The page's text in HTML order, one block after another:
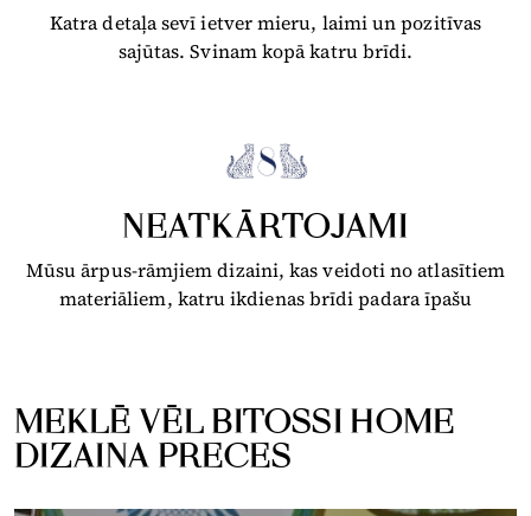
Katra detaļa sevī ietver mieru, laimi un pozitīvas
sajūtas. Svinam kopā katru brīdi.
NEATKĀRTOJAMI
Mūsu ārpus-rāmjiem dizaini, kas veidoti no atlasītiem
materiāliem, katru ikdienas brīdi padara īpašu
MEKLĒ VĒL BITOSSI HOME
DIZAINA PRECES